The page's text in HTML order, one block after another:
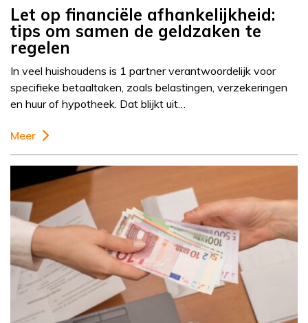
Let op financiële afhankelijkheid:
tips om samen de geldzaken te
regelen
In veel huishoudens is 1 partner verantwoordelijk voor
specifieke betaaltaken, zoals belastingen, verzekeringen
en huur of hypotheek. Dat blijkt uit…
Meer